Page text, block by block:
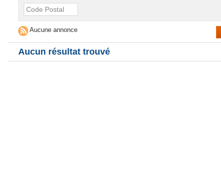
Aucune annonce
Aucun résultat trouvé